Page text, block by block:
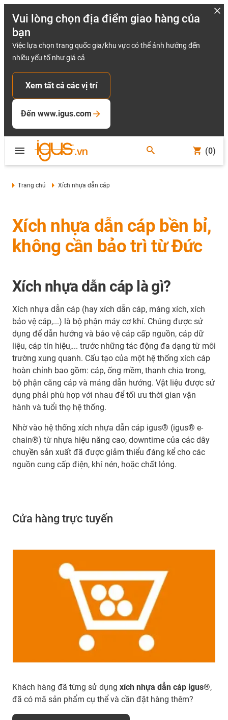
Vui lòng chọn địa điểm giao hàng của
bạn
Việc lựa chọn trang quốc gia/khu vực có thể ảnh hưởng đến
nhiều yếu tố như giá cả
Xem tất cả các vị trí
Đến www.igus.com
(0)
Trang chủ Xích nhựa dẫn cáp
Xích nhựa dẫn cáp bền bỉ,
không cần bảo trì từ Đức
Xích nhựa dẫn cáp là gì?
Xích nhựa dẫn cáp (hay xích dẫn cáp, máng xích, xích
bảo vệ cáp,...) là bộ phận máy cơ khí. Chúng được sử
dụng để dẫn hướng và bảo vệ cáp cấp nguồn, cáp dữ
liệu, cáp tín hiệu,... trước những tác động đa dạng từ môi
trường xung quanh. Cấu tạo của một hệ thống xích cáp
hoàn chỉnh bao gồm: cáp, ống mềm, thanh chia trong,
bộ phận căng cáp và máng dẫn hướng. Vật liệu được sử
dụng phải phù hợp với nhau để tối ưu thời gian vận
hành và tuổi thọ hệ thống.
Nhờ vào hệ thống xích nhựa dẫn cáp igus® (igus® e-
chain®) từ nhựa hiệu năng cao, downtime của các dây
chuyền sản xuất đã được giảm thiểu đáng kể cho các
nguồn cung cấp điện, khí nén, hoặc chất lỏng.
Cửa hàng trực tuyến
Khách hàng đã từng sử dụng xích nhựa dẫn cáp igus®,
đã có mã sản phẩm cụ thể và cần đặt hàng thêm?